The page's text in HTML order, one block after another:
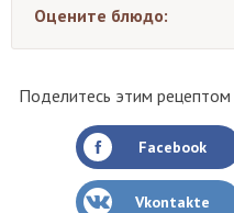
Оцените блюдо:
Поделитесь этим рецептом
Facebook
Vkontakte